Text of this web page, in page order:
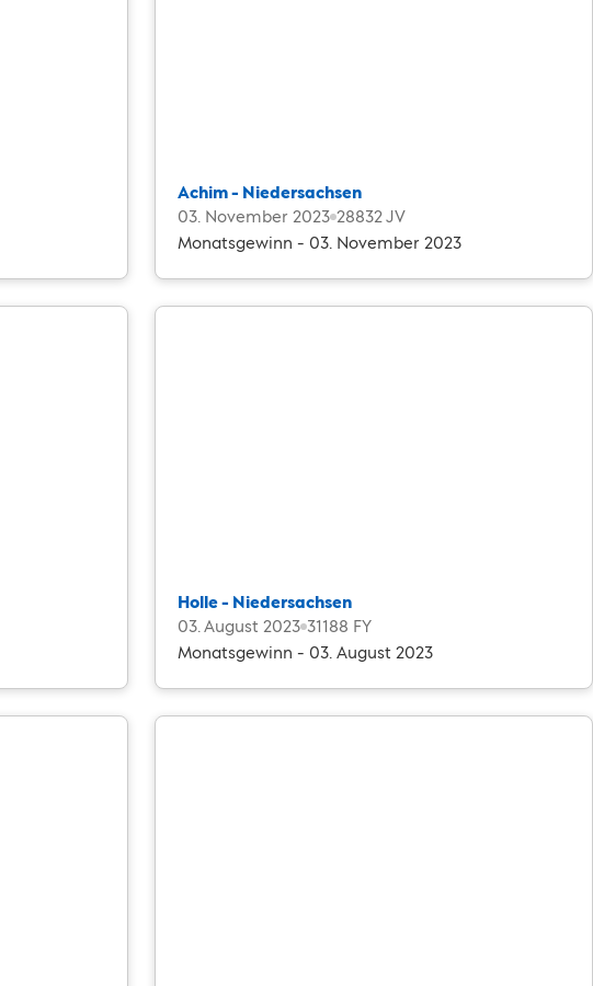
Achim - Niedersachsen
03. November 2023 28832 JV
Monatsgewinn - 03. November 2023
Holle - Niedersachsen
03. August 2023 31188 FY
Monatsgewinn - 03. August 2023